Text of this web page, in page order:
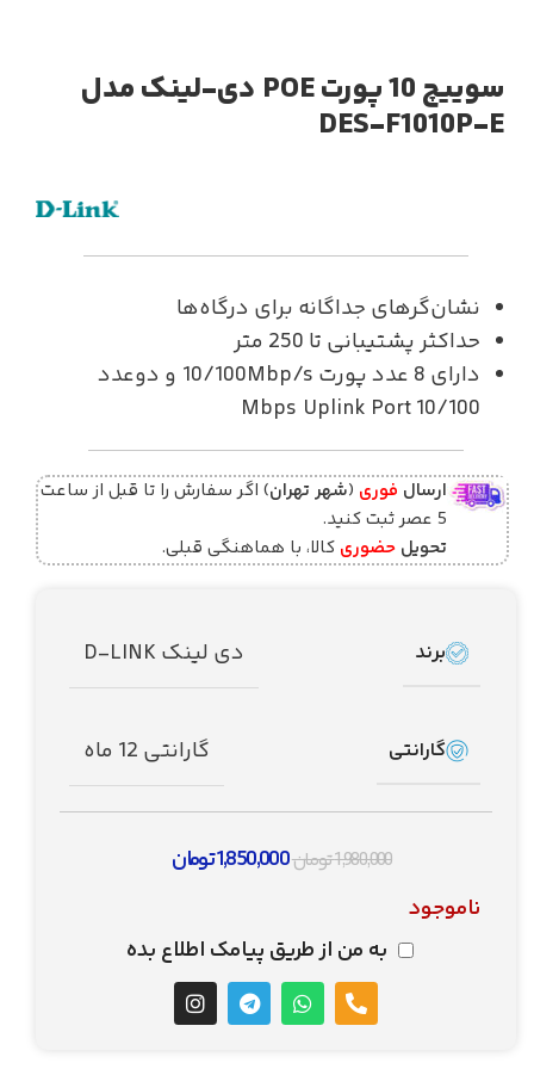
سوییچ 10 پورت POE دی-لینک مدل
DES-F1010P-E
نشان‌گرهای جداگانه برای درگاه‌ها
حداکثر پشتیبانی تا 250 متر
دارای 8 عدد پورت 10/100Mbp/s و دوعدد
10/100 Mbps Uplink Port
ارسال فوری (شهر تهران) اگر سفارش را تا قبل از ساعت
5 عصر ثبت کنید.
تحویل حضوری کالا، با هماهنگی قبلی.
برند دی لینک D-LINK
گارانتی گارانتی 12 ماه
1,980,000تومان1,850,000تومان
ناموجود
به من از طریق پیامک اطلاع بده